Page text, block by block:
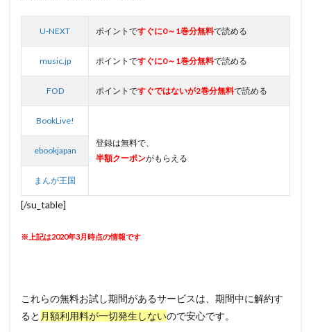
U-NEXT ポイントですぐに0～1巻分無料で読める
music.jp ポイントですぐに0～1巻分無料で読める
FOD ポイントですぐではないが2巻分無料で読める
BookLive!
登録は無料で、
半額クーポンがもらえる
ebookjapan
まんが王国
[/su_table]
※上記は2020年3月時点の情報です
これらの無料お試し期間があるサービスは、期間中に解約す
ると 月額利用料が一切発生しないので安心です。